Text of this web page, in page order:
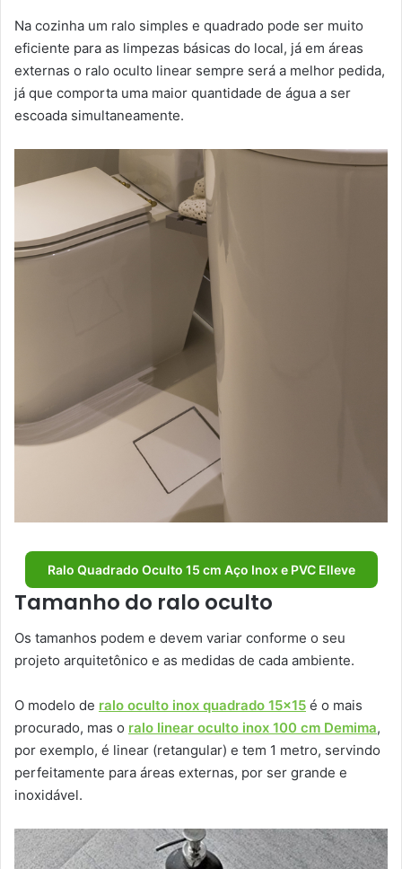
Na cozinha um ralo simples e quadrado pode ser muito
eficiente para as limpezas básicas do local, já em áreas
externas o ralo oculto linear sempre será a melhor pedida,
já que comporta uma maior quantidade de água a ser
escoada simultaneamente.
Ralo Quadrado Oculto 15 cm Aço Inox e PVC Elleve
Tamanho do ralo oculto
Os tamanhos podem e devem variar conforme o seu
projeto arquitetônico e as medidas de cada ambiente.
O modelo de ralo oculto inox quadrado 15×15 é o mais
procurado, mas o ralo linear oculto inox 100 cm Demima,
por exemplo, é linear (retangular) e tem 1 metro, servindo
perfeitamente para áreas externas, por ser grande e
inoxidável.